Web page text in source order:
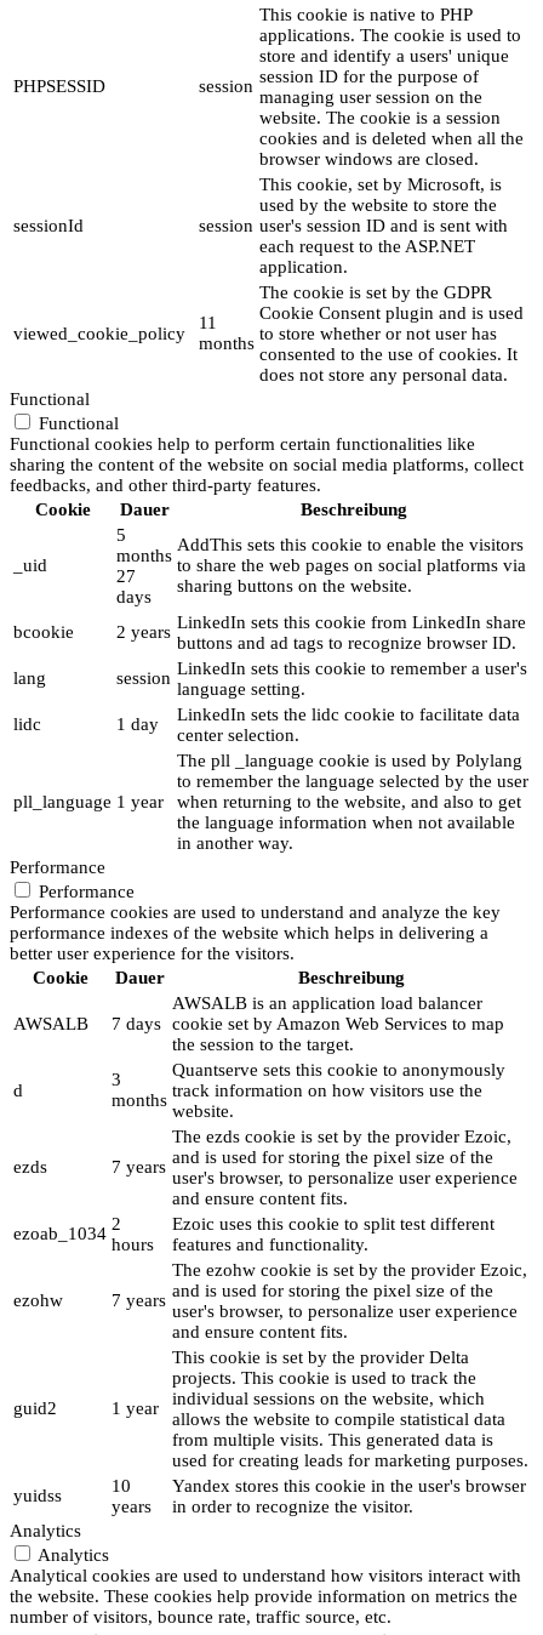
PHPSESSID session
This cookie is native to PHP
applications. The cookie is used to
store and identify a users' unique
session ID for the purpose of
managing user session on the
website. The cookie is a session
cookies and is deleted when all the
browser windows are closed.
sessionId session
This cookie, set by Microsoft, is
used by the website to store the
user's session ID and is sent with
each request to the ASP.NET
application.
viewed_cookie_policy
11
months
The cookie is set by the GDPR
Cookie Consent plugin and is used
to store whether or not user has
consented to the use of cookies. It
does not store any personal data.
Functional
Functional
Functional cookies help to perform certain functionalities like
sharing the content of the website on social media platforms, collect
feedbacks, and other third-party features.
Cookie
Dauer Beschreibung
_uid
5
months
27
days
AddThis sets this cookie to enable the visitors
to share the web pages on social platforms via
sharing buttons on the website.
bcookie 2 years LinkedIn sets this cookie from LinkedIn share
buttons and ad tags to recognize browser ID.
lang
session LinkedIn sets this cookie to remember a user's
language setting.
lidc
1 day
LinkedIn sets the lidc cookie to facilitate data
center selection.
pll_language 1 year
The pll _language cookie is used by Polylang
to remember the language selected by the user
when returning to the website, and also to get
the language information when not available
in another way.
Performance
Performance
Performance cookies are used to understand and analyze the key
performance indexes of the website which helps in delivering a
better user experience for the visitors.
Cookie
Dauer Beschreibung
AWSALB 7 days
AWSALB is an application load balancer
cookie set by Amazon Web Services to map
the session to the target.
d
3
months
Quantserve sets this cookie to anonymously
track information on how visitors use the
website.
ezds 7 years
The ezds cookie is set by the provider Ezoic,
and is used for storing the pixel size of the
user's browser, to personalize user experience
and ensure content fits.
ezoab_1034 2
hours
Ezoic uses this cookie to split test different
features and functionality.
ezohw 7 years
The ezohw cookie is set by the provider Ezoic,
and is used for storing the pixel size of the
user's browser, to personalize user experience
and ensure content fits.
guid2 1 year
This cookie is set by the provider Delta
projects. This cookie is used to track the
individual sessions on the website, which
allows the website to compile statistical data
from multiple visits. This generated data is
used for creating leads for marketing purposes.
yuidss
10
years
Yandex stores this cookie in the user's browser
in order to recognize the visitor.
Analytics
Analytics
Analytical cookies are used to understand how visitors interact with
the website. These cookies help provide information on metrics the
number of visitors, bounce rate, traffic source, etc.